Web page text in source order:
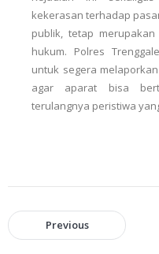
kekerasan terhadap
publik, tetap
hukum. Polres
untuk segera
agar aparat bisa
terulangnya peristiwa
Previous